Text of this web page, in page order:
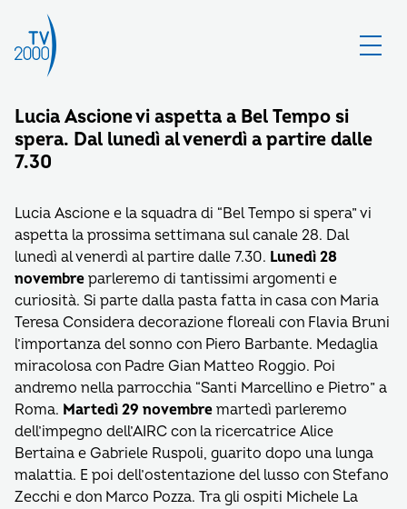
Lucia Ascione vi aspetta a Bel Tempo si
spera. Dal lunedì al venerdì a partire dalle
7.30
Lucia Ascione e la squadra di “Bel Tempo si spera” vi
aspetta la prossima settimana sul canale 28. Dal
lunedì al venerdì al partire dalle 7.30. Lunedì 28
novembre parleremo di tantissimi argomenti e
curiosità. Si parte dalla pasta fatta in casa con Maria
Teresa Considera decorazione floreali con Flavia Bruni
l’importanza del sonno con Piero Barbante. Medaglia
miracolosa con Padre Gian Matteo Roggio. Poi
andremo nella parrocchia “Santi Marcellino e Pietro” a
Roma. Martedì 29 novembre martedì parleremo
dell’impegno dell’AIRC con la ricercatrice Alice
Bertaina e Gabriele Ruspoli, guarito dopo una lunga
malattia. E poi dell’ostentazione del lusso con Stefano
Zecchi e don Marco Pozza. Tra gli ospiti Michele La